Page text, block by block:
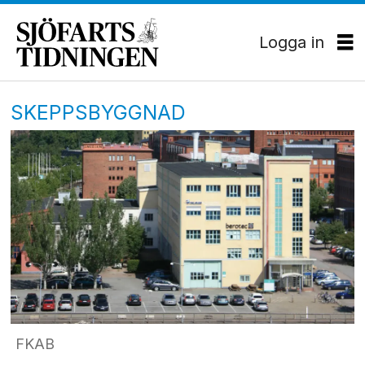
Logga in
SKEPPSBYGGNAD
FKAB